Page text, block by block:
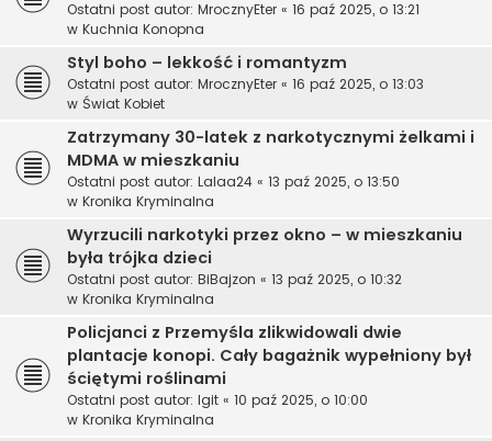
Ostatni post autor: MrocznyEter « 16 paź 2025, o 13:21
w Kuchnia Konopna
Styl boho – lekkość i romantyzm
Ostatni post autor: MrocznyEter « 16 paź 2025, o 13:03
w Świat Kobiet
Zatrzymany 30-latek z narkotycznymi żelkami i
MDMA w mieszkaniu
Ostatni post autor: Lalaa24 « 13 paź 2025, o 13:50
w Kronika Kryminalna
Wyrzucili narkotyki przez okno – w mieszkaniu
była trójka dzieci
Ostatni post autor: BiBajzon « 13 paź 2025, o 10:32
w Kronika Kryminalna
Policjanci z Przemyśla zlikwidowali dwie
plantacje konopi. Cały bagażnik wypełniony był
ściętymi roślinami
Ostatni post autor: Igit « 10 paź 2025, o 10:00
w Kronika Kryminalna